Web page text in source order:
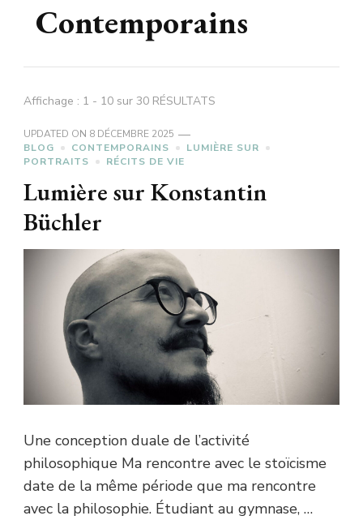
Contemporains
Affichage : 1 - 10 sur 30 RÉSULTATS
UPDATED ON 8 DÉCEMBRE 2025
BLOG
CONTEMPORAINS
LUMIÈRE SUR
PORTRAITS
RÉCITS DE VIE
Lumière sur Konstantin
Büchler
Une conception duale de l’activité
philosophique Ma rencontre avec le stoïcisme
date de la même période que ma rencontre
avec la philosophie. Étudiant au gymnase, …